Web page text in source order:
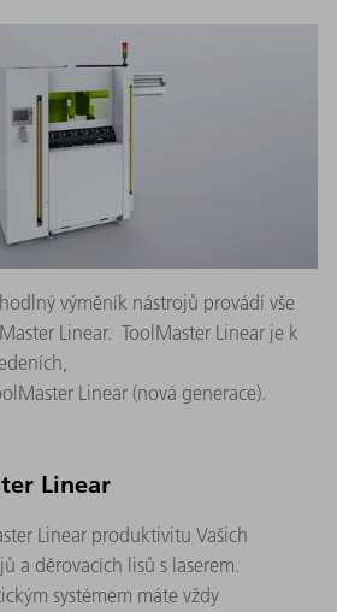
výměník nástrojů provádí vše
Linear. ToolMaster Linear je k
Linear (nová generace).
Linear
Linear produktivitu Vašich
a děrovacích lisů s laserem.
systémem máte vždy